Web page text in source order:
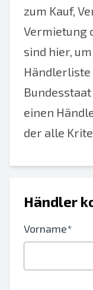
zum Kauf,
Vermietung
sind hier,
Händlerliste
einen
der alle
Händler
Vorname*